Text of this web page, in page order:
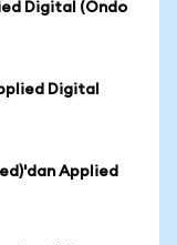
Digital (Ondo
Digital
Applied